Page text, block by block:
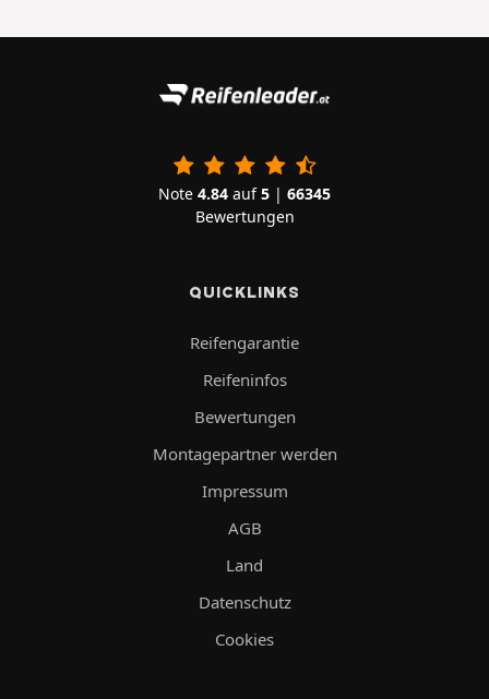
Note 4.84 auf5 | 66345
Bewertungen
QUICKLINKS
Reifengarantie
Reifeninfos
Bewertungen
Montagepartner werden
Impressum
AGB
Land
Datenschutz
Cookies